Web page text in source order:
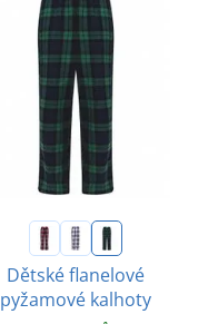
Dětské flanelové
pyžamové kalhoty